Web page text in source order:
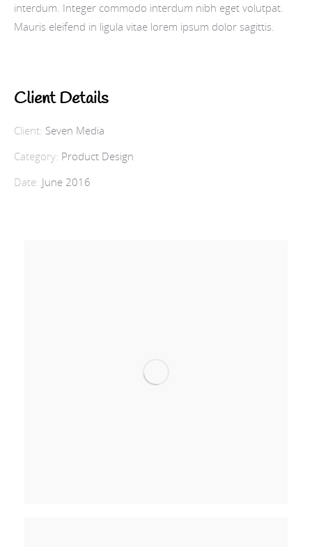
interdum. Integer commodo interdum nibh eget volutpat.
Mauris eleifend in ligula vitae lorem ipsum dolor sagittis.
Client Details
Client: Seven Media
Category: Product Design
Date: June 2016